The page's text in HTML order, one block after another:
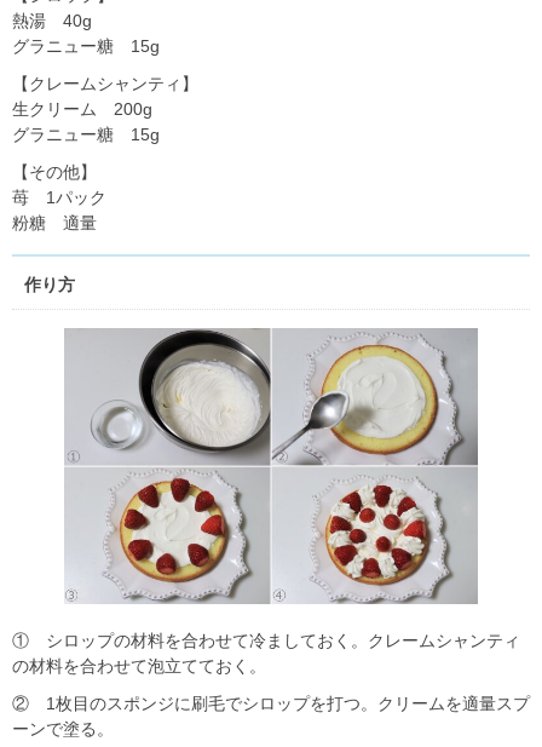
熱湯 40g
グラニュー糖 15g
【クレームシャンティ】
生クリーム 200g
グラニュー糖 15g
【その他】
苺 1パック
粉糖 適量
作り方
① シロップの材料を合わせて冷ましておく。クレームシャンティ
の材料を合わせて泡立てておく。
② 1枚目のスポンジに刷毛でシロップを打つ。クリームを適量スプ
ーンで塗る。